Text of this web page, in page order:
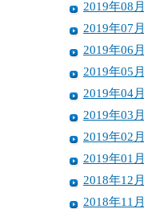
2019年08月
2019年07月
2019年06月
2019年05月
2019年04月
2019年03月
2019年02月
2019年01月
2018年12月
2018年11月